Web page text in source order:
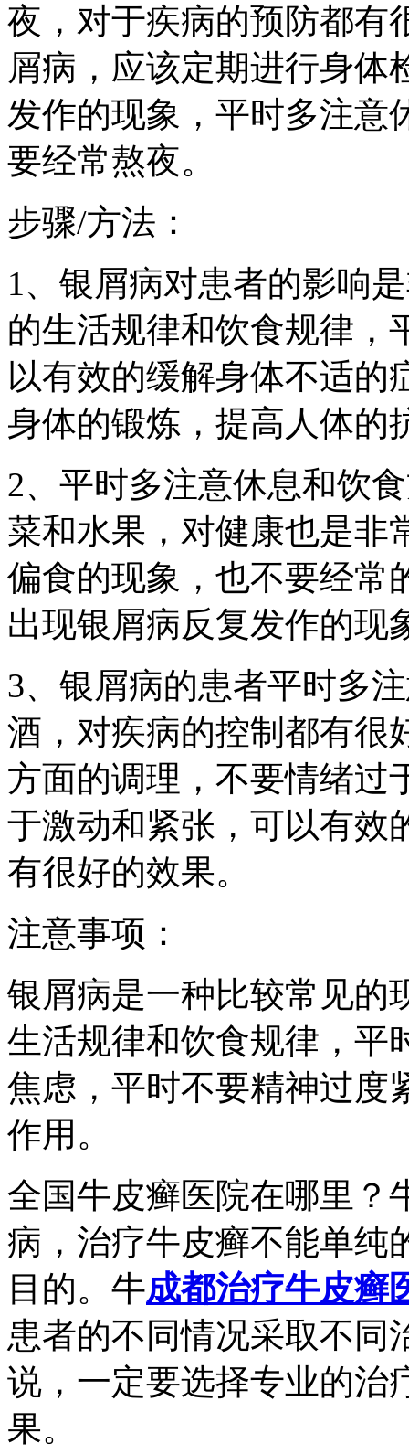
夜，对于疾病的预防都有
屑病，应该定期进行身体
发作的现象，平时多注意
要经常熬夜。
步骤/方法：
1、银屑病对患者的影响
的生活规律和饮食规律，
以有效的缓解身体不适的
身体的锻炼，提高人体的
2、平时多注意休息和饮
菜和水果，对健康也是非
偏食的现象，也不要经常
出现银屑病反复发作的现
3、银屑病的患者平时多
酒，对疾病的控制都有很
方面的调理，不要情绪过
于激动和紧张，可以有效
有很好的效果。
注意事项：
银屑病是一种比较常见的
生活规律和饮食规律，平
焦虑，平时不要精神过度
作用。
全国牛皮癣医院在哪里？
病，治疗牛皮癣不能单纯
目的。牛成都治疗牛皮癣
患者的不同情况采取不同
说，一定要选择专业的治
果。